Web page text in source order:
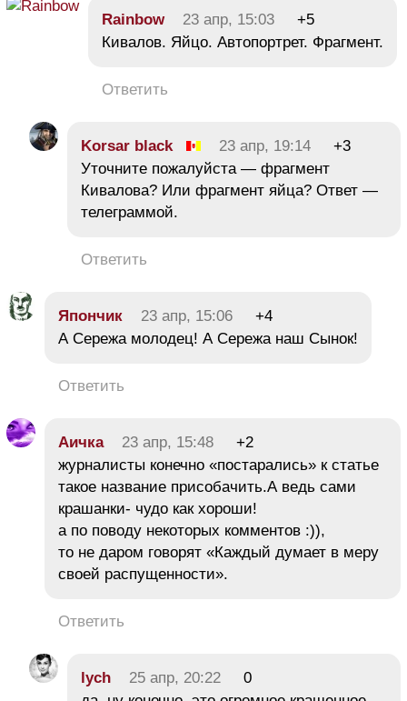
Rainbow 23 апр, 15:03
+5
Кивалов. Яйцо. Автопортрет. Фрагмент.
Ответить
Korsar black 23 апр, 19:14
+3
Уточните пожалуйста — фрагмент
Кивалова? Или фрагмент яйца? Ответ —
телеграммой.
Ответить
Япончик 23 апр, 15:06
+4
А Сережа молодец! А Сережа наш Сынок!
Ответить
Аичка 23 апр, 15:48
+2
журналисты конечно «постарались» к статье
такое название присобачить.А ведь сами
крашанки- чудо как хороши!
а по поводу некоторых комментов :)),
то не даром говорят «Каждый думает в меру
своей распущенности».
Ответить
lych 25 апр, 20:22
0